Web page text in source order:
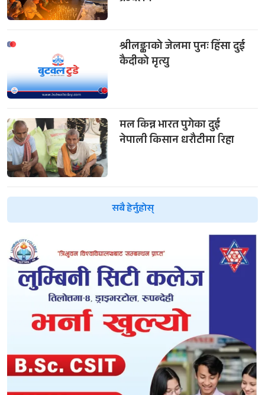
श्रीलङ्काको जेलमा पुनः हिंसा दुई
कैदीको मृत्यु
मल किन्न भारत पुगेका दुई
नेपाली किसान धरौटीमा रिहा
सबै हेर्नुहोस्